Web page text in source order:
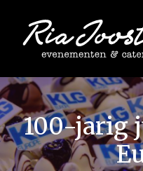
Evenementen
Zakelijk
100-jarig